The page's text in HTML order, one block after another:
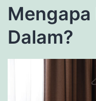
Mengapa
Dalam?